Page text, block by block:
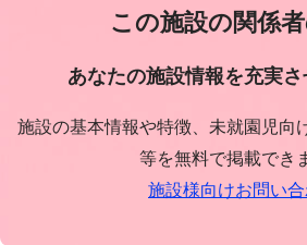
この施設の関係
あなたの施設情報を充実さ
施設の基本情報や特徴、未就園児向
等を無料で掲載でき
施設様向けお問い